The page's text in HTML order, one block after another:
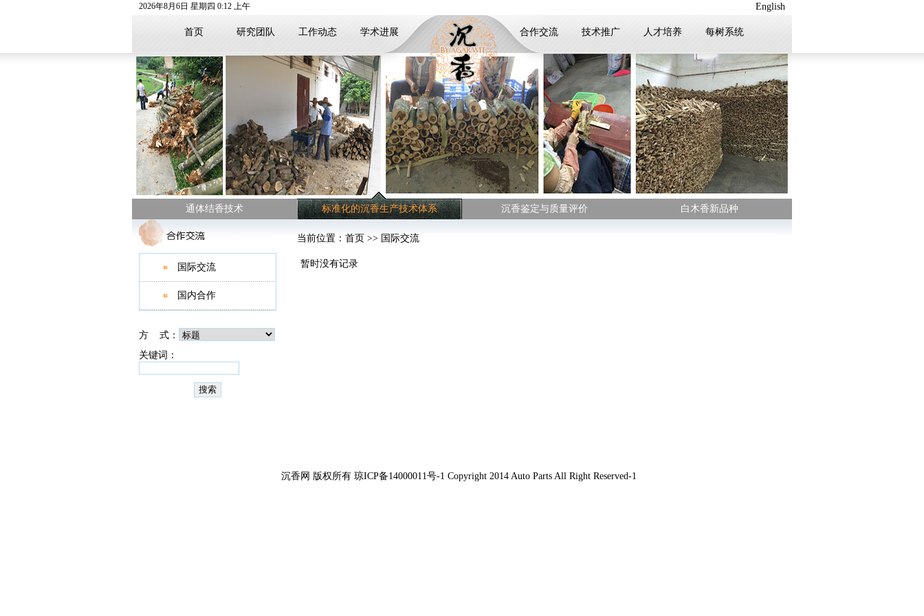
2026年8月 6日 星期四 0:12 上午 English
首页 研究团队 工作动态 学术进展 合作交流 技术推广 人才培养 每树系统
载入中
通体结香技术 标准化的沉香生产技术体系 沉香鉴定与质量评价 白木香新品种
国际交流
国内合作
方 式：
关键词：
当前位置： 首页 >> 国际交流
暂时没有记录
沉香网 版权所有 琼ICP备14000011号-1 Copyright 2014 Auto Parts All Right Reserved-1